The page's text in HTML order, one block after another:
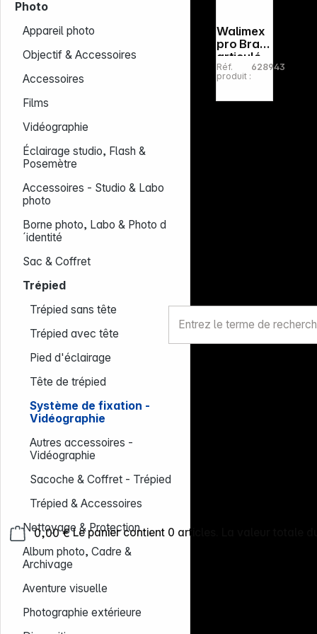
0,00 € Le panier contient 0 articles. La valeur totale
Photo
Appareil photo
Objectif & Accessoires
Accessoires
Films
Vidéographie
Éclairage studio, Flash &
Posemètre
Accessoires - Studio & Labo
photo
Borne photo, Labo & Photo d
´identité
Sac & Coffret
Trépied
Trépied sans tête
Trépied avec tête
Pied d'éclairage
Tête de trépied
Système de fixation -
Vidéographie
Autres accessoires -
Vidéographie
Sacoche & Coffret - Trépied
Trépied & Accessoires
Nettoyage & Protection
Album photo, Cadre &
Archivage
Aventure visuelle
Photographie extérieure
Walimex
pro Bras
articulé
28cm
pour
Réf.
produit :
628943